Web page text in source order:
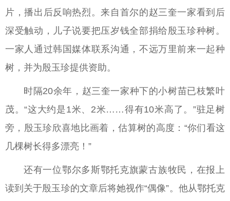
片，播出后反响热烈。来自首尔的赵三奎一家看到后
深受触动，儿子说要把压岁钱全部捐给殷玉珍种树。
一家人通过韩国媒体联系沟通，不远万里前来一起种
树，并为殷玉珍提供资助。
时隔20余年，赵三奎一家种下的小树苗已枝繁叶
茂。“这大约是1米、2米……得有10米高了。”驻足树
旁，殷玉珍欣喜地比画着，估算树的高度：“你们看这
几棵树长得多漂亮！”
还有一位鄂尔多斯鄂托克旗蒙古族牧民，在报上
读到关于殷玉珍的文章后将她视作“偶像”。他从鄂托克